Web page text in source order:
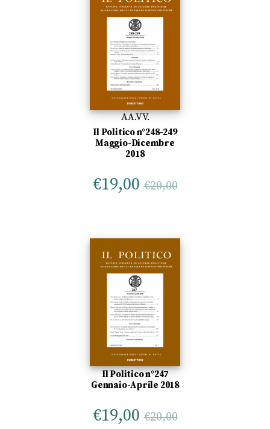
AA.VV.
Il Politico n°248-249
Maggio-Dicembre
2018
€19,00 €20,00
Il Politico n°247
Gennaio-Aprile 2018
€19,00 €20,00